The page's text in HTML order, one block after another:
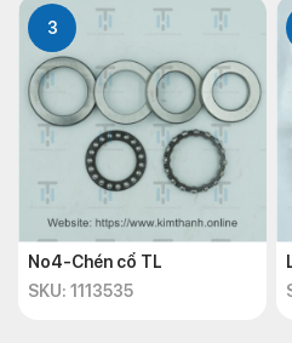
3
No4-Chén cổ TL
SKU: 1113535